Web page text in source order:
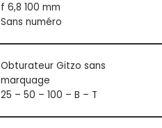
f 6,8 100 mm
Sans numéro
Obturateur Gitzo sans
marquage
25 – 50 – 100 – B – T